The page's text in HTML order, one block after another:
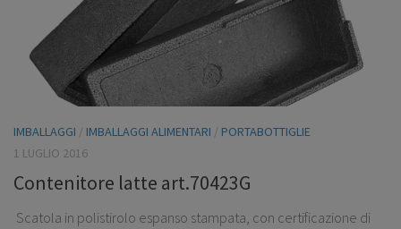
IMBALLAGGI / IMBALLAGGI ALIMENTARI / PORTABOTTIGLIE
1 LUGLIO 2016
Contenitore latte art.70423G
Scatola in polistirolo espanso stampata, con certificazione di